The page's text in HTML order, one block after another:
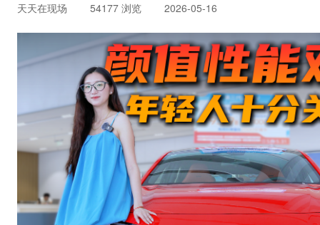
天天在现场 54177 浏览 2026-05-16